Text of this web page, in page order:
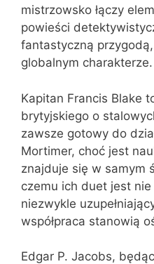
mistrzowsko łączy
powieści
fantastyczną
globalnym charakterze.
Kapitan Francis Blake
brytyjskiego o
zawsze gotowy do
Mortimer, choć jest
znajduje się w samym
czemu ich duet jest
niezwykle
współpraca stanowią
Edgar P. Jacobs,